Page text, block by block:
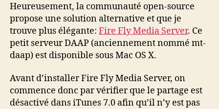
Heureusement, la communauté open-source
propose une solution alternative et que je
trouve plus élégante: Fire Fly Media Server. Ce
petit serveur DAAP (anciennement nommé mt-
daap) est disponible sous Mac OS X.
Avant d’installer Fire Fly Media Server, on
commence donc par vérifier que le partage est
désactivé dans iTunes 7.0 afin qu’il n’y est pas